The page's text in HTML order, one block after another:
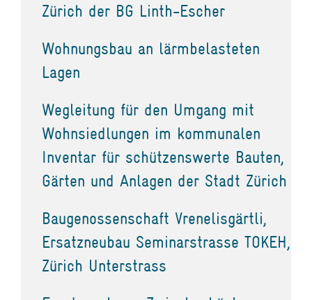
Zürich der BG Linth-Escher
Wohnungsbau an lärmbelasteten
Lagen
Wegleitung für den Umgang mit
Wohnsiedlungen im kommunalen
Inventar für schützenswerte Bauten,
Gärten und Anlagen der Stadt Zürich
Baugenossenschaft Vrenelisgärtli,
Ersatzneubau Seminarstrasse TOKEH,
Zürich Unterstrass